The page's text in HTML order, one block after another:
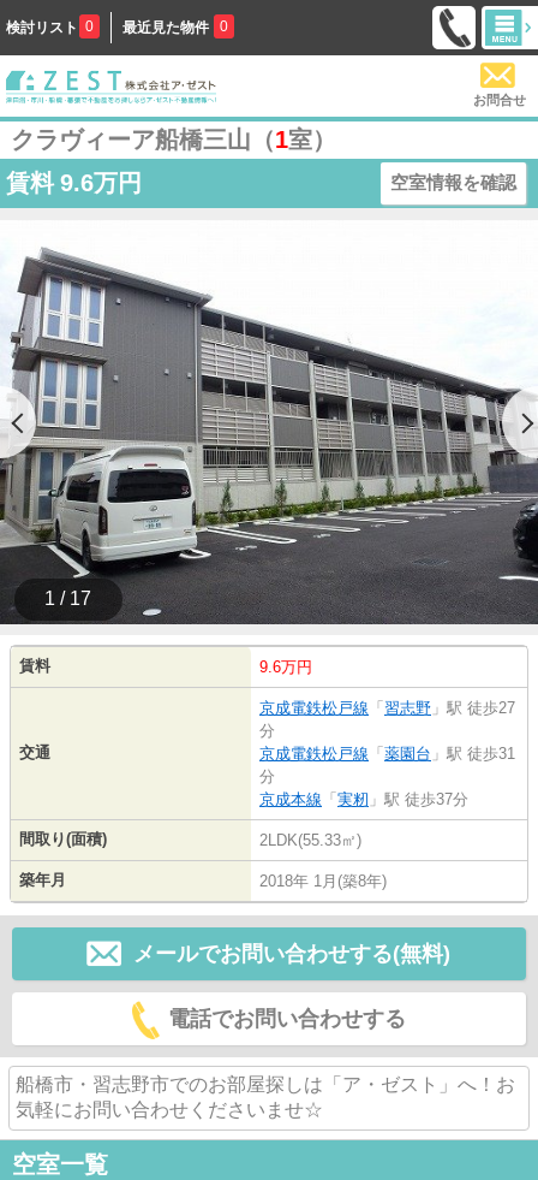
検討リスト 0 最近見た物件 0
お問合せ
クラヴィーア船橋三山（1室）
賃料 9.6万円 空室情報を確認
1 / 17
賃料 9.6万円
交通
京成電鉄松戸線 「 習志野 」駅 徒歩27
分
京成電鉄松戸線 「 薬園台 」駅 徒歩31
分
京成本線 「 実籾 」駅 徒歩37分
間取り(面積) 2LDK(55.33㎡)
築年月 2018年 1月(築8年)
メールでお問い合わせする(無料)
電話でお問い合わせする
船橋市・習志野市でのお部屋探しは「ア・ゼスト」へ！お
気軽にお問い合わせくださいませ☆
空室一覧